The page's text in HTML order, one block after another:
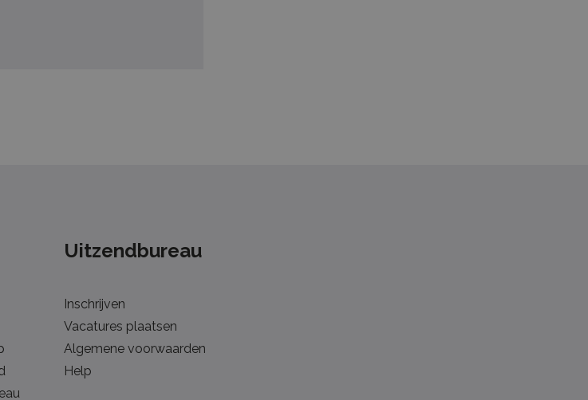
Uitzendbureau
Inschrijven
Vacatures plaatsen
Algemene voorwaarden
Help